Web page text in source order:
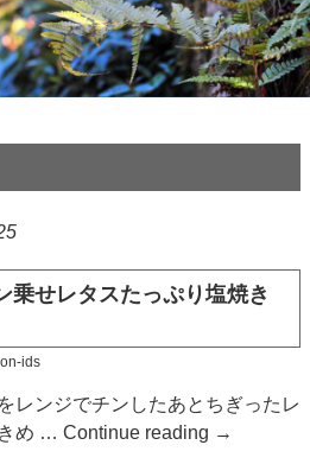
乗せレタスたっぷり塩焼き
ids
レンジでチンしたあとちぎったレ
め … Continue reading →